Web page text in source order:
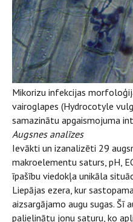
Mikorizu infekcijas
vairoglapes (Hydrocotyle
samazinātu apgaismojuma
Augsnes analīzes
Ievākti un izanalizēti 29
makroelementu saturs, pH,
īpašību viedokļa unikāla
Liepājas ezera, kur
aizsargājamo augu sugas. Šī
palielinātu jonu saturu, ko